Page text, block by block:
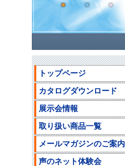
トップページ
カタログダウンロード
展示会情報
取り扱い商品一覧
メールマガジンのご案内
声のネット体験会